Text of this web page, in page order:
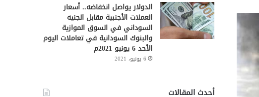
الدولار يواصل انخفاضه.. أسعار
العملات الأجنبية مقابل الجنيه
السوداني في السوق الموازية
والبنوك السودانية في تعاملات اليوم
الأحد 6 يونيو 2021م
6 يونيو، 2021
أحدث المقالات